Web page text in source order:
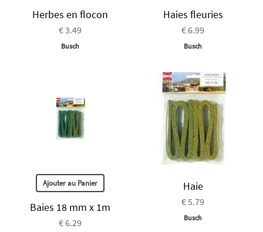
Herbes en flocon
€ 3.49
Busch
Haies fleuries
€ 6.99
Busch
Ajouter au Panier
Baies 18 mm x 1m
€ 6.29
Haie
€ 5.79
Busch